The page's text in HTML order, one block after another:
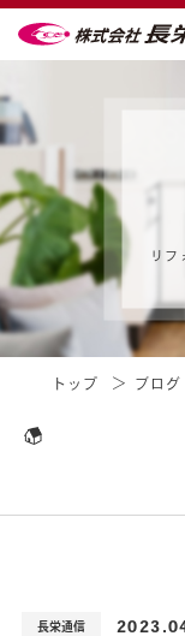
リフ
トップ ブログ
長栄通信